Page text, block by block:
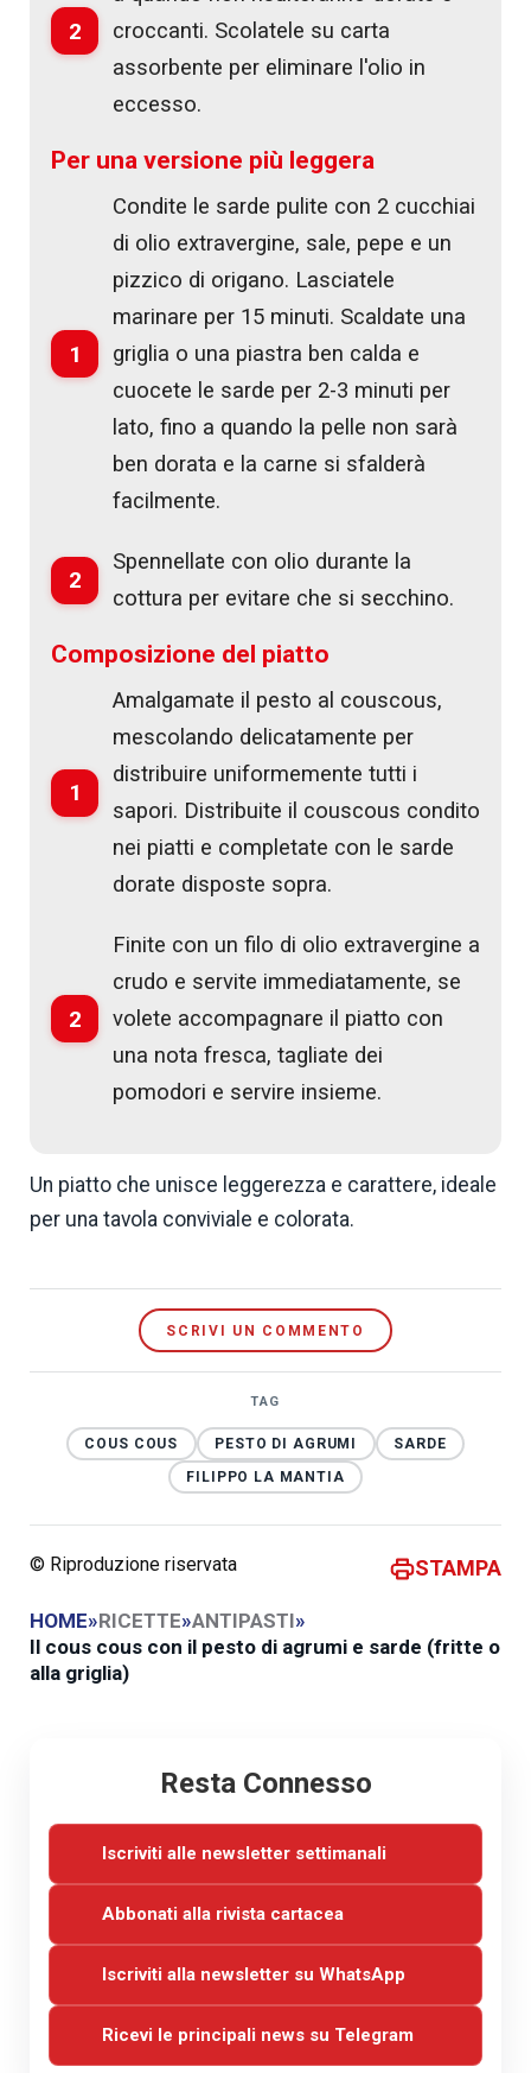
2
croccanti. Scolatele su carta
assorbente per eliminare l'olio in
eccesso.
Per una versione più leggera
1
Condite le sarde pulite con 2 cucchiai
di olio extravergine, sale, pepe e un
pizzico di origano. Lasciatele
marinare per 15 minuti. Scaldate una
griglia o una piastra ben calda e
cuocete le sarde per 2-3 minuti per
lato, fino a quando la pelle non sarà
ben dorata e la carne si sfalderà
facilmente.
2
Spennellate con olio durante la
cottura per evitare che si secchino.
Composizione del piatto
1
Amalgamate il pesto al couscous,
mescolando delicatamente per
distribuire uniformemente tutti i
sapori. Distribuite il couscous condito
nei piatti e completate con le sarde
dorate disposte sopra.
2
Finite con un filo di olio extravergine a
crudo e servite immediatamente, se
volete accompagnare il piatto con
una nota fresca, tagliate dei
pomodori e servire insieme.
Un piatto che unisce leggerezza e carattere, ideale
per una tavola conviviale e colorata.
SCRIVI UN COMMENTO
TAG
COUS COUS PESTO DI AGRUMI
SARDE
FILIPPO LA MANTIA
© Riproduzione riservata STAMPA
HOME»RICETTE»ANTIPASTI»
Il cous cous con il pesto di agrumi e sarde (fritte o
alla griglia)
Resta Connesso
Iscriviti alle newsletter settimanali
Abbonati alla rivista cartacea
Iscriviti alla newsletter su WhatsApp
Ricevi le principali news su Telegram